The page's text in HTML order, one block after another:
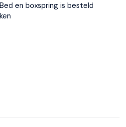
en boxspring is besteld